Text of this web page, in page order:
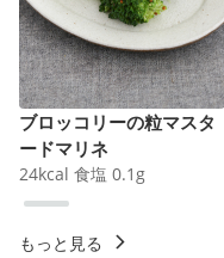
ブロッコリーの粒マスタ
ードマリネ
24kcal 食塩 0.1 g
もっと見る